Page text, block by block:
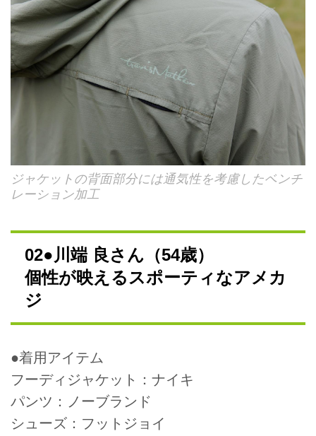
ジャケットの背面部分には通気性を考慮したベンチ
レーション加工
02●川端 良さん（54歳）
個性が映えるスポーティなアメカ
ジ
●着用アイテム
フーディジャケット：ナイキ
パンツ：ノーブランド
シューズ：フットジョイ